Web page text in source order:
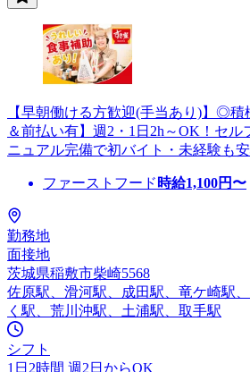
【早朝働ける方歓迎(手当あり)】◎
＆前払い有】週2・1日2h～OK！セ
ニュアル完備で初バイト・未経験も
ファーストフード 時給1,100円〜
勤務地
面接地
茨城県稲敷市柴崎5568
佐原駅、滑河駅、成田駅、竜ケ崎駅
く駅、荒川沖駅、土浦駅、取手駅
シフト
1日2時間 週2日からOK